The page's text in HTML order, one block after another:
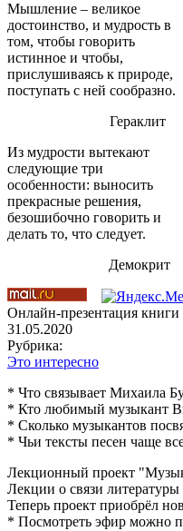
Мышление – великое
достоинство, и мудрость в
том, чтобы говорить
истинное и чтобы,
прислушиваясь к природе,
поступать с ней сообразно.
Гераклит
Из мудрости вытекают
следующие три
особенности: выносить
прекрасные решения,
безошибочно говорить и
делать то, что следует.
Демокрит
Онлайн-презентация
31.05.2020
Рубрика:
Это интересно
* Что связывает Михаила
* Кто любимый музыкант
* Сколько музыкантов
* Чьи тексты песен чаще
Лекционный проект
Лекции о связи
Теперь проект приобрёл
* Посмотреть эфир можно